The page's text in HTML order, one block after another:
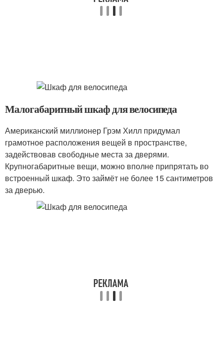
Малогабаритный шкаф для велосипеда
Американский миллионер Грэм Хилл придумал
грамотное расположения вещей в пространстве,
задействовав свободные места за дверями.
Крупногабаритные вещи, можно вполне припрятать во
встроенный шкаф. Это займёт не более 15 сантиметров
за дверью.